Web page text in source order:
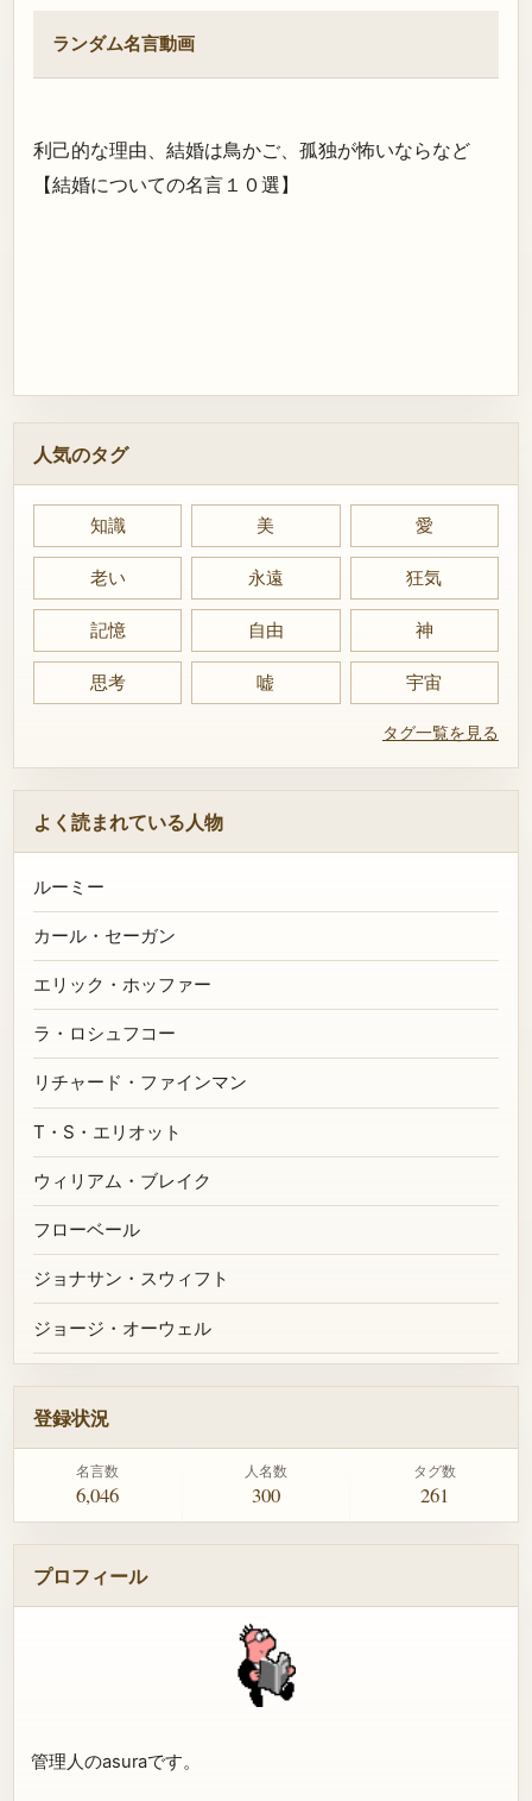
ランダム名言動画
利己的な理由、結婚は鳥かご、孤独が怖いならなど
【結婚についての名言１０選】
人気のタグ
知識 美 愛
老い 永遠 狂気
記憶 自由 神
思考 嘘 宇宙
タグ一覧を見る
よく読まれている人物
ルーミー
カール・セーガン
エリック・ホッファー
ラ・ロシュフコー
リチャード・ファインマン
T・S・エリオット
ウィリアム・ブレイク
フローベール
ジョナサン・スウィフト
ジョージ・オーウェル
登録状況
名言数
6,046
人名数
300
タグ数
261
プロフィール
管理人のasuraです。